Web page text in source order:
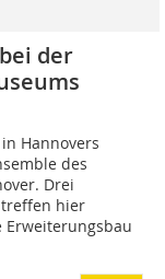
der
Hannovers
des
Drei
hier